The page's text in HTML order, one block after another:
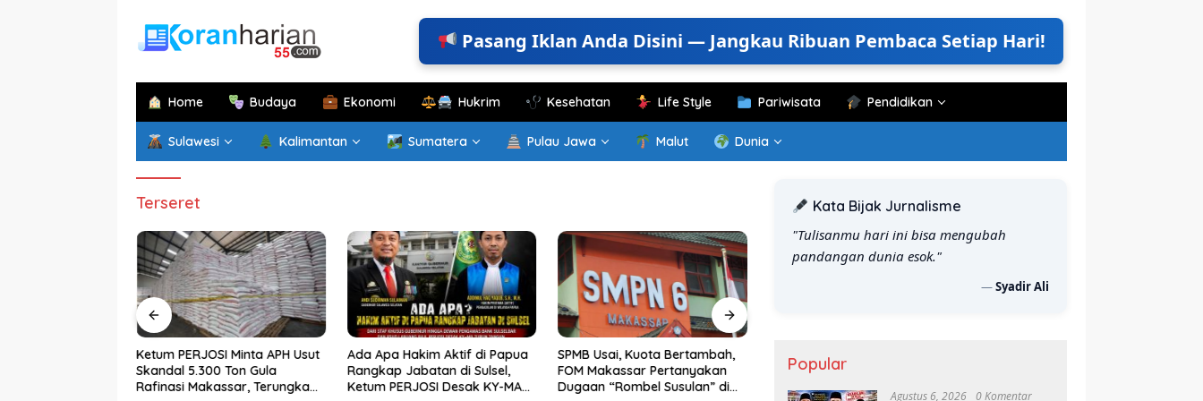
Pasang Iklan Anda Disini — Jangkau Ribuan Pembaca Setiap Hari!
Home Budaya Ekonomi Hukrim Kesehatan Life Style Pariwisata Pendidikan
Sulawesi Kalimantan Sumatera Pulau Jawa Malut Dunia
Terseret
Ketum PERJOSI Minta APH Usut
Skandal 5.300 Ton Gula
Rafinasi Makassar, Terungkap
Ada Apa Hakim Aktif di Papua
Rangkap Jabatan di Sulsel,
Ketum PERJOSI Desak KY-MA
SPMB Usai, Kuota Bertambah,
FOM Makassar Pertanyakan
Dugaan “Rombel Susulan” di
KKN Tematik Literasi UNHAS
Gelar Seminar Program Kerja,
Kata Bijak Jurnalisme
"Tulisanmu hari ini bisa mengubah
pandangan dunia esok."
—Syadir Ali
Popular
Agustus 6, 2026 0 Komentar